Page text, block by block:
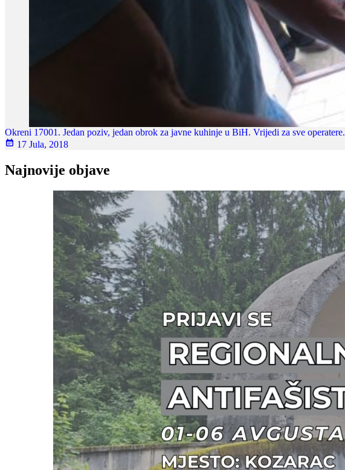
Okreni 17001. Jedan poziv, jedan obrok za javne kuhinje u BiH. Vrijedi za sve operatere.
17 Jula, 2018
Najnovije objave